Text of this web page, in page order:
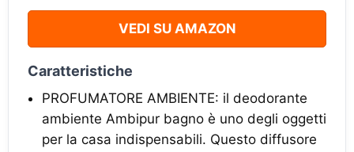
VEDI SU AMAZON
Caratteristiche
PROFUMATORE AMBIENTE: il deodorante
ambiente Ambipur bagno è uno degli oggetti
per la casa indispensabili. Questo diffusore